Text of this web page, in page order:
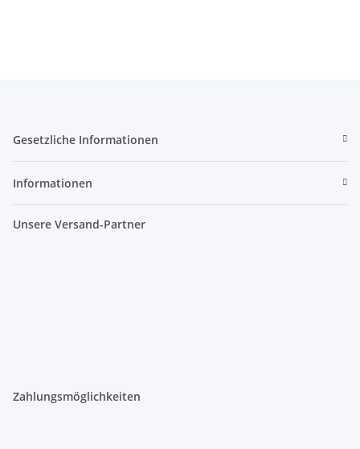
Gesetzliche Informationen
Informationen
Unsere Versand-Partner
Zahlungsmöglichkeiten